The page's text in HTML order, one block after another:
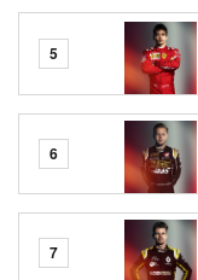
5
6
7